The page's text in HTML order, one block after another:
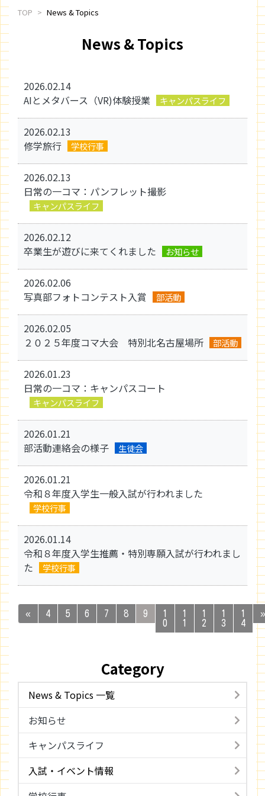
TOP News & Topics
News & Topics
2026.02.14
AIとメタバース（VR)体験授業
キャンパスライフ
2026.02.13
修学旅行
学校行事
2026.02.13
日常の一コマ：パンフレット撮影
キャンパスライフ
2026.02.12
卒業生が遊びに来てくれました
お知らせ
2026.02.06
写真部フォトコンテスト入賞
部活動
2026.02.05
２０２５年度コマ大会 特別北名古屋場所
部活動
2026.01.23
日常の一コマ：キャンパスコート
キャンパスライフ
2026.01.21
部活動連絡会の様子
生徒会
2026.01.21
令和８年度入学生一般入試が行われました
学校行事
2026.01.14
令和８年度入学生推薦・特別専願入試が行われまし
た
学校行事
« 4 5 6 7 8 9
1
0
1
1
1
2
1
3
1
4
»
Category
News & Topics 一覧
お知らせ
キャンパスライフ
入試・イベント情報